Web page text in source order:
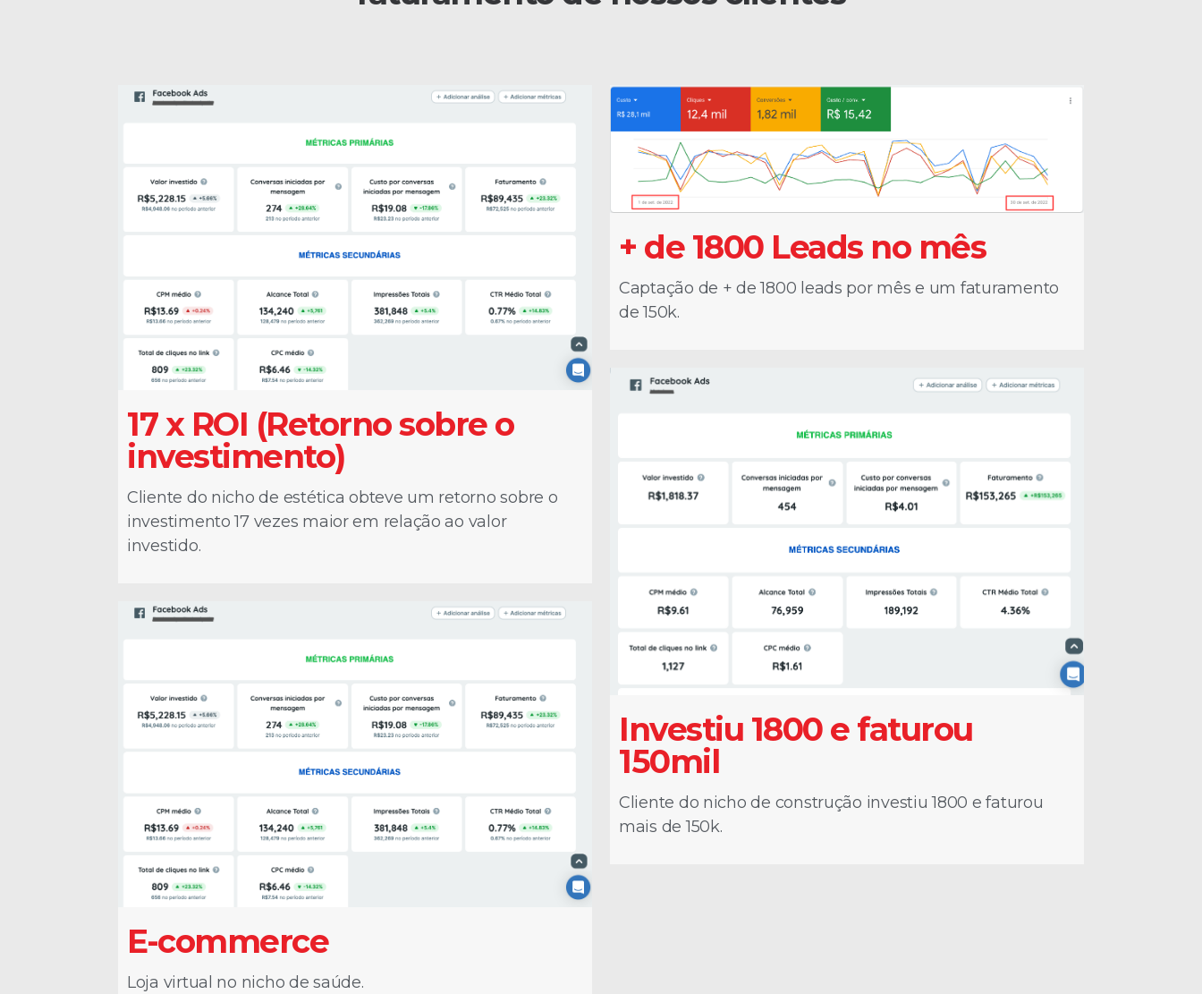
17 x ROI (Retorno sobre o
investimento)
Cliente do nicho de estética obteve um retorno sobre o
investimento 17 vezes maior em relação ao valor
investido.
+ de 1800 Leads no mês
Captação de + de 1800 leads por mês e um faturamento
de 150k.
Investiu 1800 e faturou
150mil
Cliente do nicho de construção investiu 1800 e faturou
mais de 150k.
E-commerce
Loja virtual no nicho de saúde.